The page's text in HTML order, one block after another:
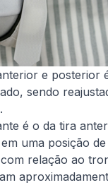
e posterior
sendo
é o da tira
uma posição
relação ao